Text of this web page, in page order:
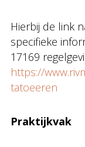
Hierbij de link
specifieke
17169
https://
tatoeeren
Praktijkvak